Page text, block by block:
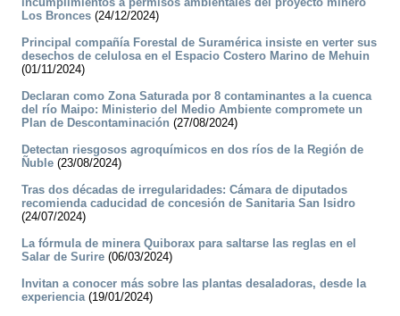
Los Bronces (24/12/2024)
Principal compañía Forestal de Suramérica insiste en verter sus
desechos de celulosa en el Espacio Costero Marino de Mehuin
(01/11/2024)
Declaran como Zona Saturada por 8 contaminantes a la cuenca
del río Maipo: Ministerio del Medio Ambiente compromete un
Plan de Descontaminación (27/08/2024)
Detectan riesgosos agroquímicos en dos ríos de la Región de
Ñuble (23/08/2024)
Tras dos décadas de irregularidades: Cámara de diputados
recomienda caducidad de concesión de Sanitaria San Isidro
(24/07/2024)
La fórmula de minera Quiborax para saltarse las reglas en el
Salar de Surire (06/03/2024)
Invitan a conocer más sobre las plantas desaladoras, desde la
experiencia(19/01/2024)